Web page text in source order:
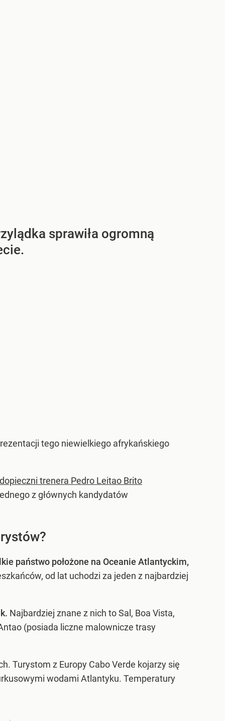
sprawiła ogromną
tego niewielkiego afrykańskiego
trenera Pedro Leitao Brito
z głównych kandydatów
państwo położone na Oceanie Atlantyckim,
od lat uchodzi za jeden z najbardziej
Najbardziej znane z nich to Sal, Boa Vista,
(posiada liczne malownicze trasy
Turystom z Europy Cabo Verde kojarzy się
wodami Atlantyku. Temperatury